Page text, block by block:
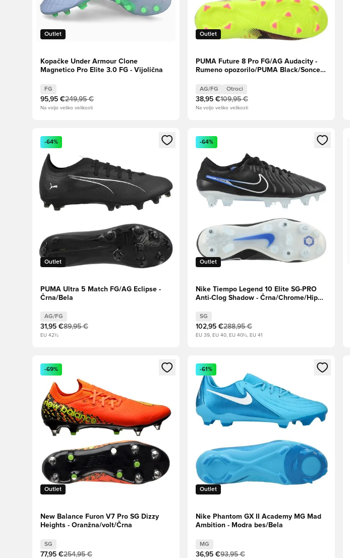
Outlet
Kopačke Under Armour Clone
Magnetico Pro Elite 3.0 FG - Vijolična
FG
95,95 €249,95 €
Na voljo veliko velikosti
Outlet
PUMA Future 8 Pro FG/AG Audacity -
Rumeno opozorilo/PUMA Black/Sonce
AG/FG Otroci
38,95 €109,95 €
Na voljo veliko velikosti
Odpre Modal za prijavo ali vpis kot član
Outlet
-64%
PUMA Ultra 5 Match FG/AG Eclipse -
Črna/Bela
AG/FG
31,95 €89,95 €
EU 42½
Odpre Modal za prijavo ali vpis kot član
Outlet
-64%
Nike Tiempo Legend 10 Elite SG-PRO
Anti-Clog Shadow - Črna/Chrome/Hiper
SG
102,95 €288,95 €
EU 39, EU 40, EU 40½, EU 41
Odpre Modal za prijavo ali vpis kot član
Outlet
-69%
New Balance Furon V7 Pro SG Dizzy
Heights - Oranžna/volt/Črna
SG
77,95 €254,95 €
Odpre Modal za prijavo ali vpis kot član
Outlet
-61%
Nike Phantom GX II Academy MG Mad
Ambition - Modra bes/Bela
MG
36,95 €93,95 €